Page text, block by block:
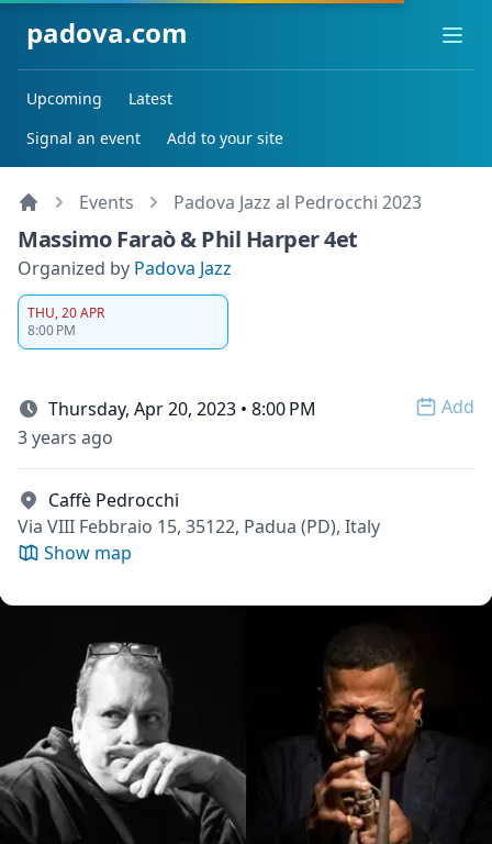
padova.com
Upcoming
Latest
Signal an event
Add to your site
Events Padova Jazz al Pedrocchi 2023
Massimo Faraò & Phil Harper 4et
Organized by Padova Jazz
THU, 20 APR
8:00 PM
Thursday, Apr 20, 2023 • 8:00 PM
Add
3 years ago
Caffè Pedrocchi
Via VIII Febbraio 15, 35122, Padua (PD), Italy
Show map